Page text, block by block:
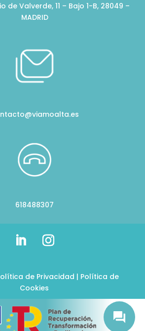
de Valverde, 11 – Bajo 1-B, 28049 –
MADRID
618488307
de Privacidad | Política de
Cookies